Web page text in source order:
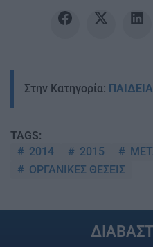
Στην Κατηγορία: ΠΑΙΔΕΙΑ
TAGS:
2014
2015
ΟΡΓΑΝΙΚΕΣ ΘΕΣΕΙΣ